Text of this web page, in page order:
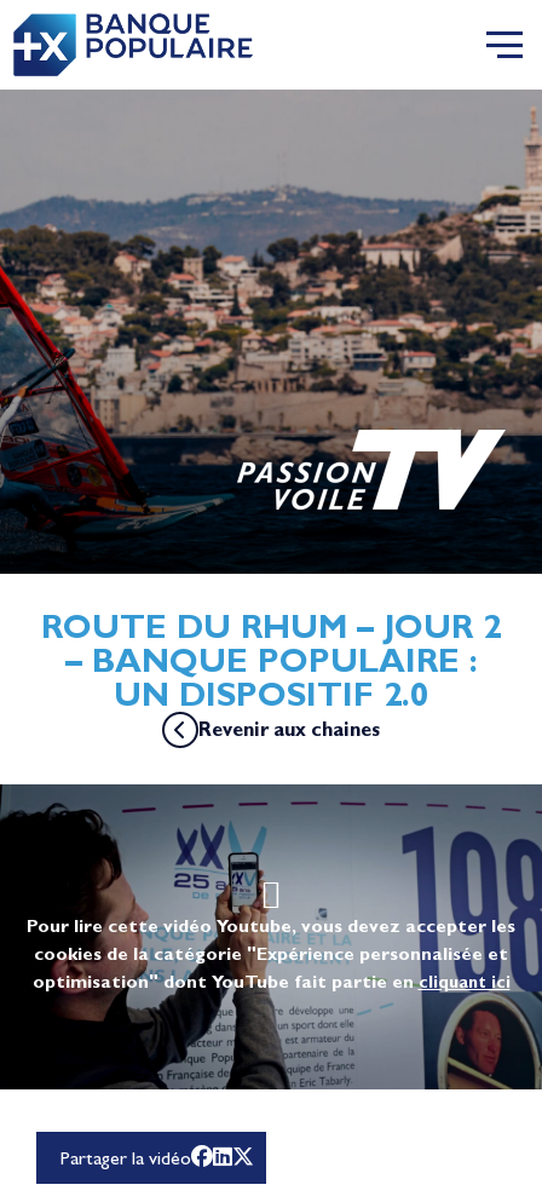
ROUTE DU RHUM – JOUR 2
– BANQUE POPULAIRE :
UN DISPOSITIF 2.0
Revenir aux chaines
Pour lire cette vidéo Youtube, vous devez accepter les
cookies de la catégorie "Expérience personnalisée et
optimisation" dont YouTube fait partie encliquant ici
Partager la vidéo